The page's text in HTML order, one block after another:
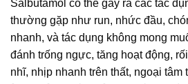
Salbutamol có thể gây ra các tác
thường gặp như run, nhức đầu,
nhanh, và tác dụng không mong
đánh trống ngực, tăng hoạt động,
nhĩ, nhịp nhanh trên thất, ngoại tâm